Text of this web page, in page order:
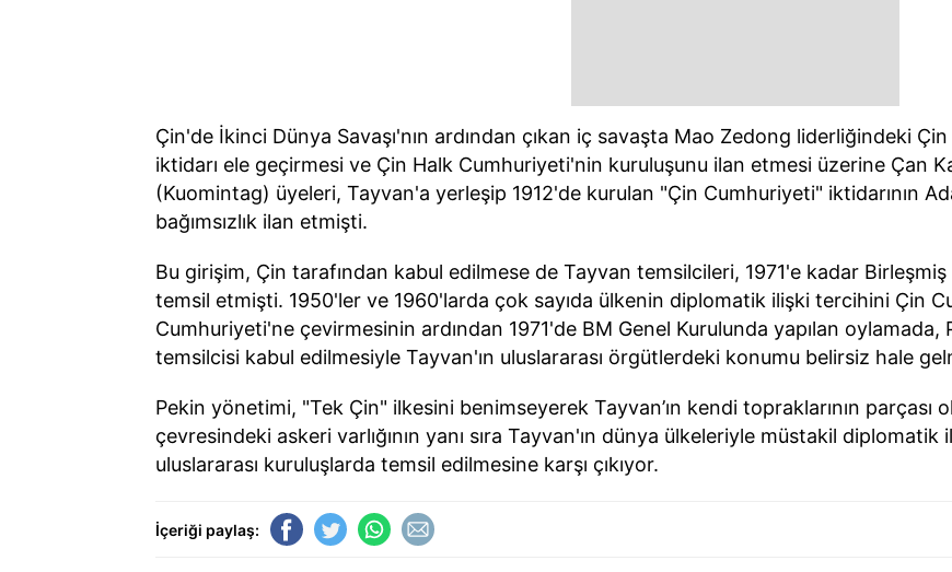
Çin'de İkinci Dünya Savaşı'nın ardından çıkan iç savaşta Mao Zedong liderliğindeki
iktidarı ele geçirmesi ve Çin Halk Cumhuriyeti'nin kuruluşunu ilan etmesi üzerine Çan
(Kuomintag) üyeleri, Tayvan'a yerleşip 1912'de kurulan "Çin Cumhuriyeti" iktidarının
bağımsızlık ilan etmişti.
Bu girişim, Çin tarafından kabul edilmese de Tayvan temsilcileri, 1971'e kadar
temsil etmişti. 1950'ler ve 1960'larda çok sayıda ülkenin diplomatik ilişki tercihini Çin
Cumhuriyeti'ne çevirmesinin ardından 1971'de BM Genel Kurulunda yapılan
temsilcisi kabul edilmesiyle Tayvan'ın uluslararası örgütlerdeki konumu belirsiz hale
Pekin yönetimi, "Tek Çin" ilkesini benimseyerek Tayvan’ın kendi topraklarının parçası
çevresindeki askeri varlığının yanı sıra Tayvan'ın dünya ülkeleriyle müstakil
uluslararası kuruluşlarda temsil edilmesine karşı çıkıyor.
İçeriği paylaş: